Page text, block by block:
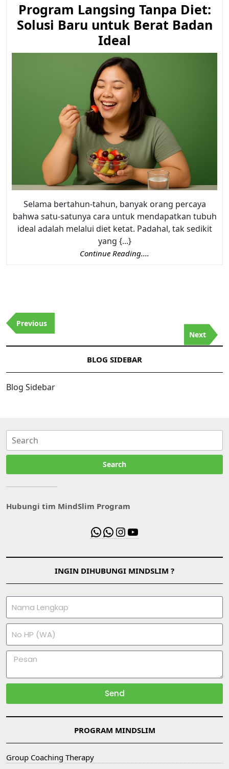
Program Langsing Tanpa Diet:
Solusi Baru untuk Berat Badan
Ideal
Selama bertahun-tahun, banyak orang percaya
bahwa satu-satunya cara untuk mendapatkan tubuh
ideal adalah melalui diet ketat. Padahal, tak sedikit
yang {...}
Continue Reading....
Previous
Next
BLOG SIDEBAR
Blog Sidebar
Search
Hubungi tim MindSlim Program
INGIN DIHUBUNGI MINDSLIM ?
Send
PROGRAM MINDSLIM
Group Coaching Therapy